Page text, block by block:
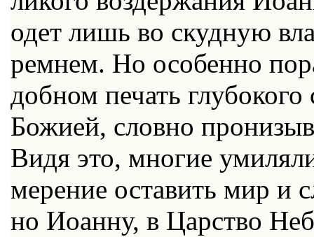
одет лишь во скуд­ную
рем­нем. Но осо­бен­но
доб­ном пе­чать
Бо­жи­ей, слов­но
Ви­дя это, мно­гие
ме­ре­ние оста­вить мир и
но Иоан­ну, в Цар­ство